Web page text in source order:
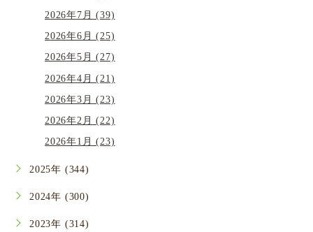
2026年7月 (39)
2026年6月 (25)
2026年5月 (27)
2026年4月 (21)
2026年3月 (23)
2026年2月 (22)
2026年1月 (23)
2025年 (344)
2024年 (300)
2023年 (314)